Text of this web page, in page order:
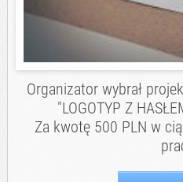
Organizator wybrał
"LOGOTYP Z
Za kwotę 500 PLN w